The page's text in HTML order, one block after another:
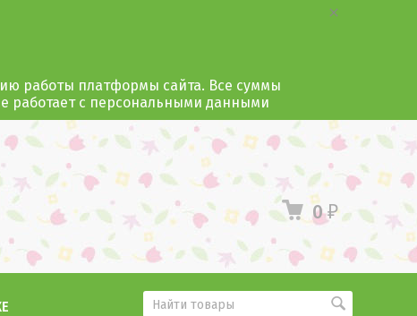
работы платформы сайта. Все суммы
работает с персональными данными
0₽